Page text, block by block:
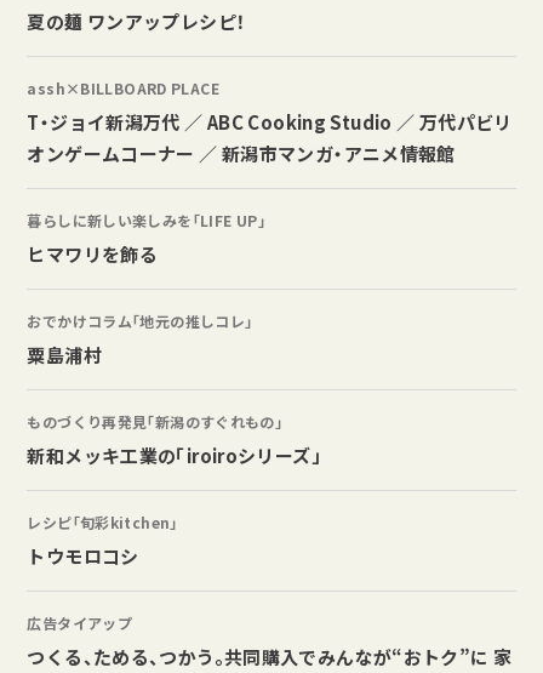
夏の麺 ワンアップレシピ！
assh×BILLBOARD PLACE
T・ジョイ新潟万代 ／ ABC Cooking Studio ／ 万代パビリ
オンゲームコーナー ／ 新潟市マンガ・アニメ情報館
暮らしに新しい楽しみを「LIFE UP」
ヒマワリを飾る
おでかけコラム「地元の推しコレ」
粟島浦村
ものづくり再発見「新潟のすぐれもの」
新和メッキ工業の「iroiroシリーズ」
レシピ「旬彩kitchen」
トウモロコシ
広告タイアップ
つくる、ためる、つかう。共同購入でみんなが“おトク”に 家